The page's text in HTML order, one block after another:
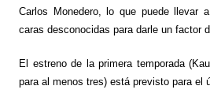
Carlos Monedero, lo que puede llevar
caras desconocidas para darle un factor
El estreno de la primera temporada
para al menos tres) está previsto para el